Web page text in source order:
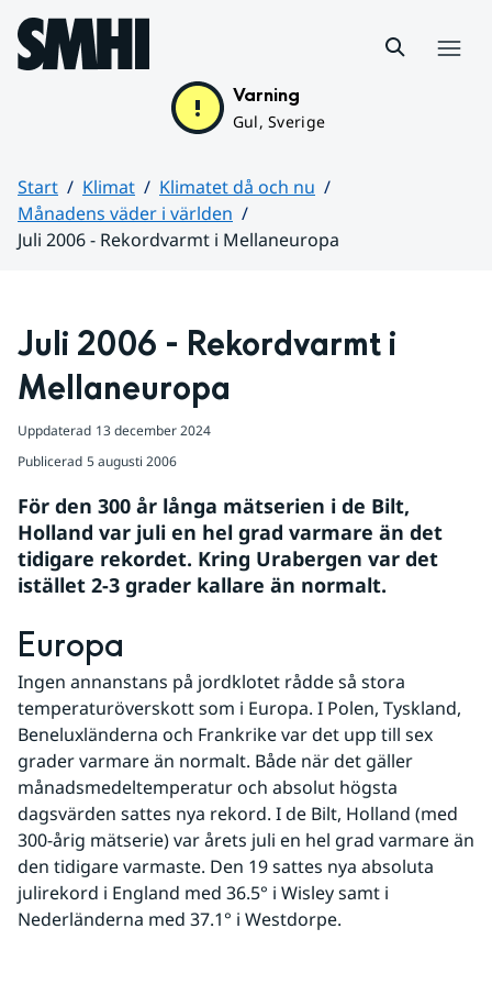
Hoppa till sidans innehåll
Varning
Gul, Sverige
Start Klimat
Klimatet då och nu
Månadens väder i världen
Juli 2006 - Rekordvarmt i Mellaneuropa
Juli 2006 - Rekordvarmt i
Mellaneuropa
Uppdaterad 13 december 2024
Publicerad 5 augusti 2006
För den 300 år långa mätserien i de Bilt,
Holland var juli en hel grad varmare än det
tidigare rekordet. Kring Urabergen var det
istället 2-3 grader kallare än normalt.
Europa
Ingen annanstans på jordklotet rådde så stora
temperaturöverskott som i Europa. I Polen, Tyskland,
Beneluxländerna och Frankrike var det upp till sex
grader varmare än normalt. Både när det gäller
månadsmedeltemperatur och absolut högsta
dagsvärden sattes nya rekord. I de Bilt, Holland (med
300-årig mätserie) var årets juli en hel grad varmare än
den tidigare varmaste. Den 19 sattes nya absoluta
julirekord i England med 36.5° i Wisley samt i
Nederländerna med 37.1° i Westdorpe.